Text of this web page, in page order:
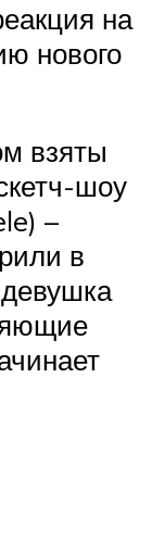
на
нового
взяты
шоу
–
в